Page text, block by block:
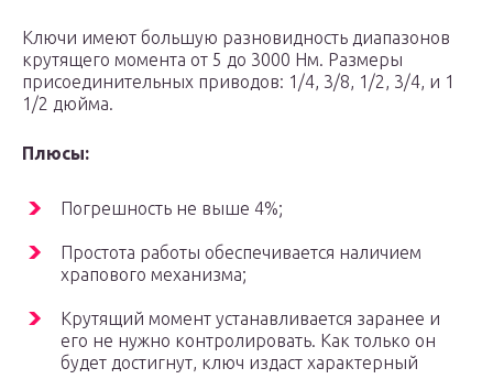
Ключи имеют большую разновидность диапазонов
крутящего момента от 5 до 3000 Нм. Размеры
присоединительных приводов: 1/4, 3/8, 1/2, 3/4, и 1
1/2 дюйма.
Плюсы:
Погрешность не выше 4%;
Простота работы обеспечивается наличием
храпового механизма;
Крутящий момент устанавливается заранее и
его не нужно контролировать. Как только он
будет достигнут, ключ издаст характерный